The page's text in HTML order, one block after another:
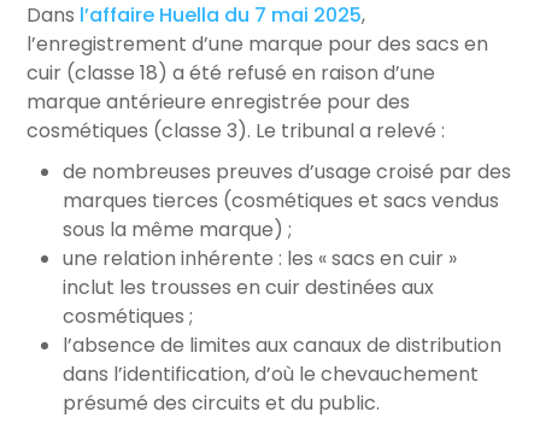
Dans l’affaire Huella du 7 mai 2025,
l’enregistrement d’une marque pour des sacs en
cuir (classe 18) a été refusé en raison d’une
marque antérieure enregistrée pour des
cosmétiques (classe 3). Le tribunal a relevé :
de nombreuses preuves d’usage croisé par des
marques tierces (cosmétiques et sacs vendus
sous la même marque) ;
une relation inhérente : les « sacs en cuir »
inclut les trousses en cuir destinées aux
cosmétiques ;
l’absence de limites aux canaux de distribution
dans l’identification, d’où le chevauchement
présumé des circuits et du public.